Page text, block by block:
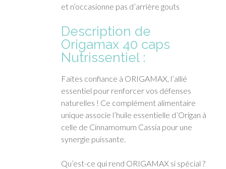
et n’occasionne pas d’arrière gouts
Description de
Origamax 40 caps
Nutrissentiel :
Faites confiance à ORIGAMAX, l’allié
essentiel pour renforcer vos défenses
naturelles ! Ce complément alimentaire
unique associe l’huile essentielle d’Origan à
celle de Cinnamomum Cassia pour une
synergie puissante.
Qu’est-ce qui rend ORIGAMAX si spécial ?